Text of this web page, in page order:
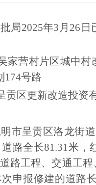
局2025年3 月 26 日
家营村片区城中村
174号路
贡区更新改造投资
市呈贡区洛龙街
路全长81.31米
路工程、交通工
申报修建的道路